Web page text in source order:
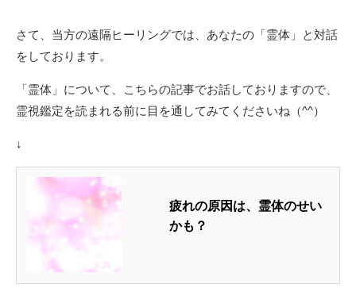
さて、当方の遠隔ヒーリングでは、あなたの「霊体」と対話
をしております。
「霊体」について、こちらの記事でお話しておりますので、
霊視鑑定を読まれる前に目を通してみてくださいね（^^）
↓
疲れの原因は、霊体のせい
かも？